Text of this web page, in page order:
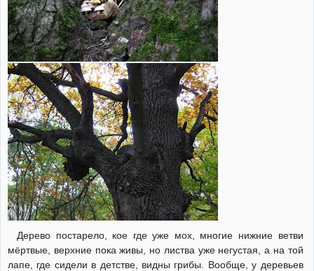
Дерево постарело, кое где уже мох, многие нижние ветви
мёртвые, верхние пока живы, но листва уже негустая, а на той
лапе, где сидели в детстве, видны грибы. Вообще, у деревьев